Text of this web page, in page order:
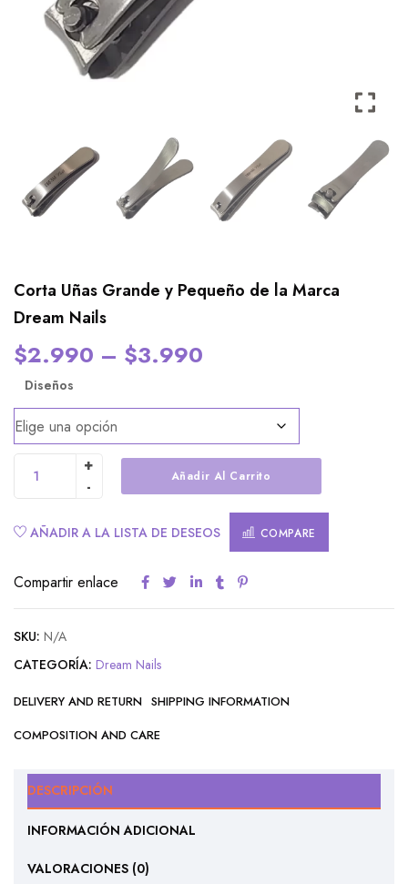
Corta Uñas Grande y Pequeño de la Marca
Dream Nails
$2.990 – $3.990
Diseños
Añadir Al Carrito
AÑADIR A LA LISTA DE DESEOS COMPARE
Compartir enlace
SKU: N/A
CATEGORÍA: Dream Nails
DELIVERY AND RETURN SHIPPING INFORMATION
COMPOSITION AND CARE
DESCRIPCIÓN
INFORMACIÓN ADICIONAL
VALORACIONES (0)